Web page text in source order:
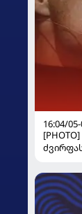
16:04/